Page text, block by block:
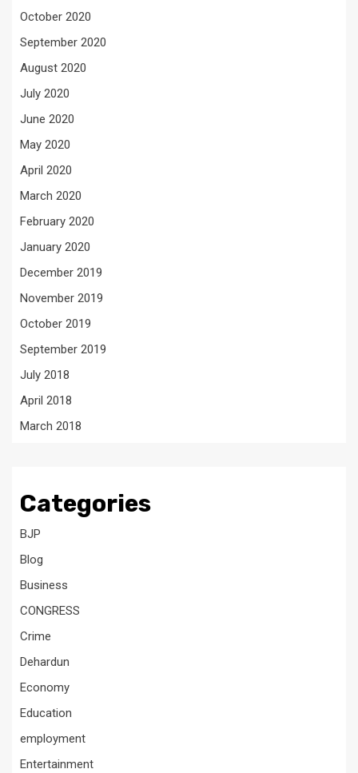
October 2020
September 2020
August 2020
July 2020
June 2020
May 2020
April 2020
March 2020
February 2020
January 2020
December 2019
November 2019
October 2019
September 2019
July 2018
April 2018
March 2018
Categories
BJP
Blog
Business
CONGRESS
Crime
Dehardun
Economy
Education
employment
Entertainment